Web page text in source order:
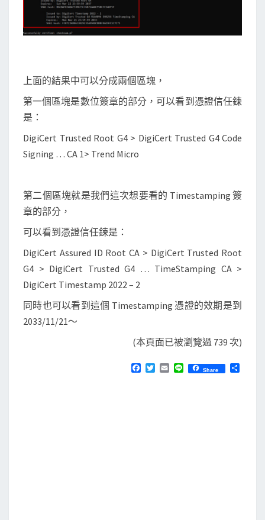
上面的結果中可以分成兩個區塊，
第一個區塊是數位簽章的部分，可以看到憑證信任鍊
是：
DigiCert Trusted Root G4 > DigiCert Trusted G4 Code
Signing … CA 1> Trend Micro
第二個區塊就是我們這次想要看的 Timestamping 簽
章的部分，
可以看到憑證信任鍊是：
DigiCert Assured ID Root CA > DigiCert Trusted Root
G4 > DigiCert Trusted G4 … TimeStamping CA >
DigiCert Timestamp 2022 – 2
同時也可以看到這個 Timestamping 憑證的效期是到
2033/11/21～
(本頁面已被瀏覽過 739 次)
E
Share